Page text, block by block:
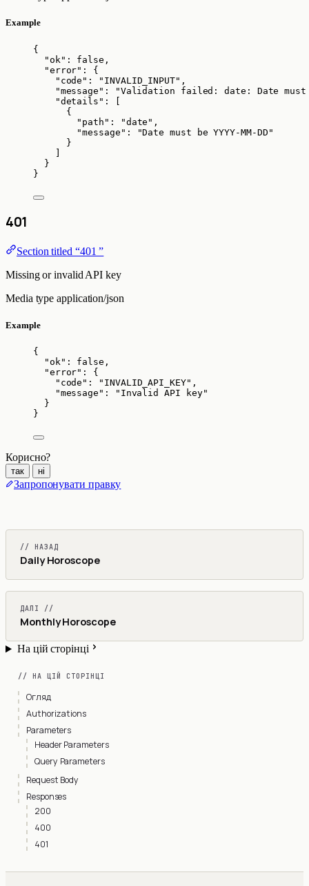
Example
{
"ok" : false ,
"error" : {
"code" : " INVALID_INPUT" ,
"message" : "Validation failed: date: Date must be
"details" : [
{
"path" : "date " ,
"message" : "Date must be YYYY-MM-DD "
}
]
}
}
401
Section titled “401 ”
Missing or invalid API key
Media type application/json
Example
{
"ok" : false ,
"error" : {
"code" : " INVALID_API_KEY" ,
"message" : " Invalid API key"
}
}
Корисно?
так ні
Запропонувати правку
// НАЗАД
Daily Horoscope
ДАЛІ //
Monthly Horoscope
На цій сторінці
// НА ЦІЙ СТОРІНЦІ
Огляд
Authorizations
Parameters
Header Parameters
Query Parameters
Request Body
Responses
200
400
401